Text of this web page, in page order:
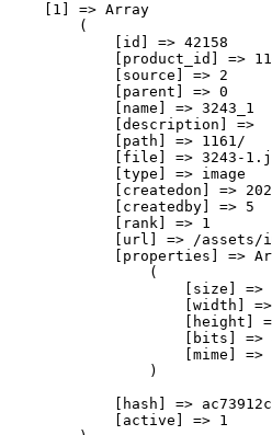
    [1] => Array
        (
            [id] => 42158
[product_id] =>
            [source] => 2
            [parent] => 0
            [name] => 3243_1
            [description] =>
            [path] => 1161/
[file] => 3243-
            [type] => image
[createdon] =>
            [createdby] => 5
            [rank] => 1
[url] => /assets/
[properties] =>
                (
[size] =>
[width]
[height]
[bits] =>
[mime] =>
                )
[hash] =>
            [active] => 1